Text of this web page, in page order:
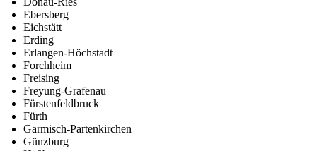
Ebersberg
Eichstätt
Erding
Erlangen-Höchstadt
Forchheim
Freising
Freyung-Grafenau
Fürstenfeldbruck
Fürth
Garmisch-Partenkirchen
Günzburg